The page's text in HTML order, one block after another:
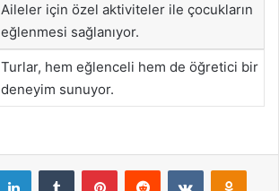
Aileler için özel aktiviteler ile çocukların
eğlenmesi sağlanıyor.
Turlar, hem eğlenceli hem de öğretici bir
deneyim sunuyor.
LinkedInTumblr PinterestReddit VKontakte